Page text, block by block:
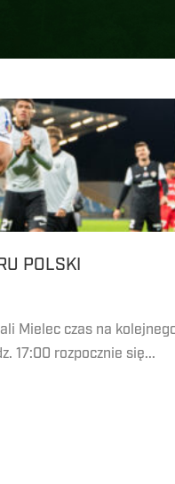
POLSKI
Mielec czas na
17:00 rozpocznie się...